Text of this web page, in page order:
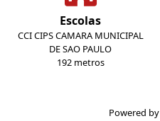
Escolas
CCI CIPS CAMARA MUNICIPAL
DE SAO PAULO
192 metros
Powered by